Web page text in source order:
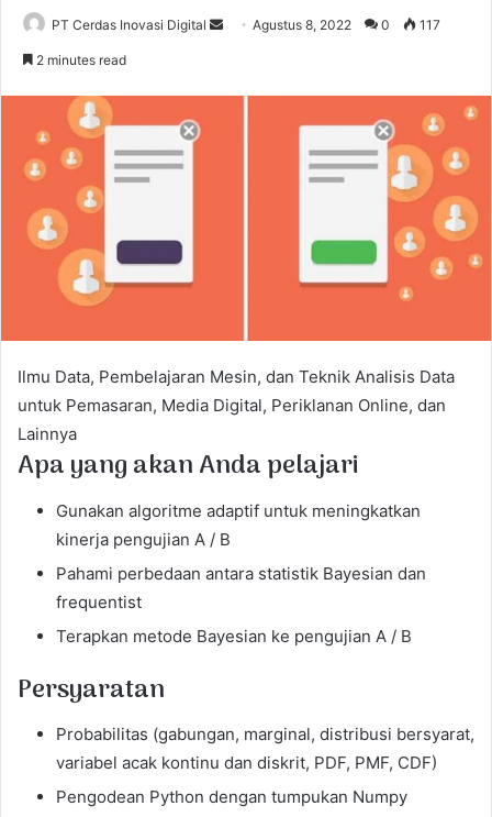
PT Cerdas Inovasi Digital Agustus 8, 2022 0 117
2 minutes read
Ilmu Data, Pembelajaran Mesin, dan Teknik Analisis Data
untuk Pemasaran, Media Digital, Periklanan Online, dan
Lainnya
Apa yang akan Anda pelajari
Gunakan algoritme adaptif untuk meningkatkan
kinerja pengujian A / B
Pahami perbedaan antara statistik Bayesian dan
frequentist
Terapkan metode Bayesian ke pengujian A / B
Persyaratan
Probabilitas (gabungan, marginal, distribusi bersyarat,
variabel acak kontinu dan diskrit, PDF, PMF, CDF)
Pengodean Python dengan tumpukan Numpy